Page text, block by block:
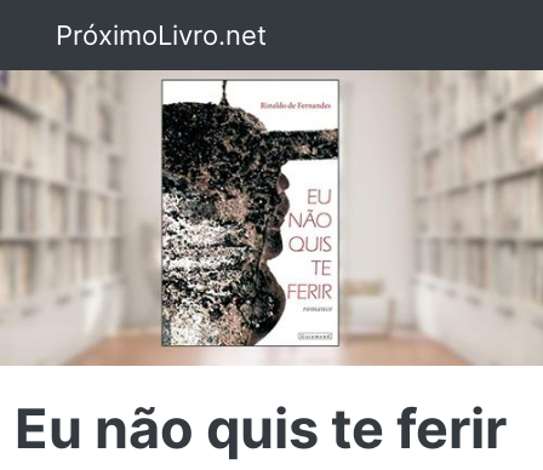
PróximoLivro.net
Eu não quis te ferir